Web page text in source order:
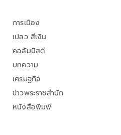
การเมือง
เปลว สีเงิน
คอลัมนิสต์
บทความ
เศรษฐกิจ
ข่าวพระราชสำนัก
หนังสือพิมพ์